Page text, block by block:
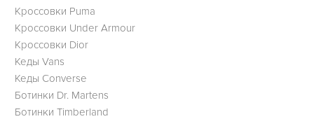
Кроссовки Puma
Кроссовки Under Armour
Кроссовки Dior
Кеды Vans
Кеды Converse
Ботинки Dr. Martens
Ботинки Timberland